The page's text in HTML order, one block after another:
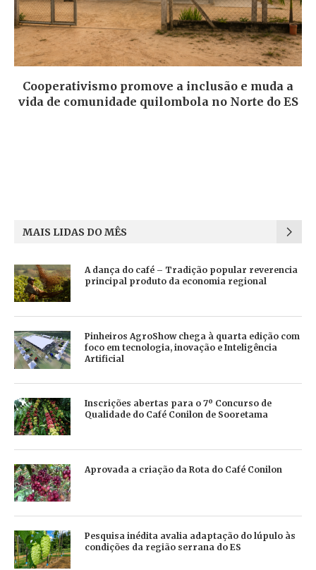
Cooperativismo promove a inclusão e muda a
vida de comunidade quilombola no Norte do ES
MAIS LIDAS DO MÊS
A dança do café – Tradição popular reverencia
principal produto da economia regional
Pinheiros AgroShow chega à quarta edição com
foco em tecnologia, inovação e Inteligência
Artificial
Inscrições abertas para o 7º Concurso de
Qualidade do Café Conilon de Sooretama
Aprovada a criação da Rota do Café Conilon
Pesquisa inédita avalia adaptação do lúpulo às
condições da região serrana do ES